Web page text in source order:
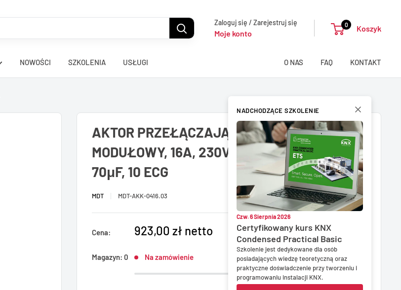
Zaloguj się / Zarejestruj się
Moje konto
0 Koszyk
NOWOŚCI SZKOLENIA USŁUGI O NAS FAQ KONTAKT
NADCHODZĄCE SZKOLENIE
Czw. 6 Sierpnia 2026
Certyfikowany kurs KNX
Condensed Practical Basic
Szkolenie jest dedykowane dla osób
posiadających wiedzę teoretyczną oraz
praktyczne doświadczenie przy tworzeniu i
programowaniu instalacji KNX.
AKTOR PRZEŁĄCZAJĄCY 4-KANAŁOWY, 2-
MODUŁOWY, 16A, 230VAC, KOMPAKTOWY,
70μF, 10 ECG
MDT MDT-AKK-0416.03
Cena: 923,00 zł netto
Magazyn: 0 Na zamówienie